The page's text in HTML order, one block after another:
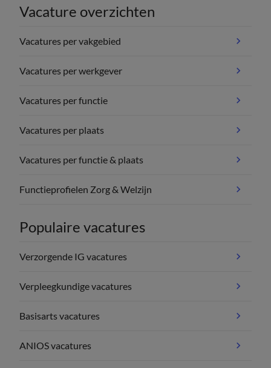
Vacature overzichten
Vacatures per vakgebied
Vacatures per werkgever
Vacatures per functie
Vacatures per plaats
Vacatures per functie & plaats
Functieprofielen Zorg & Welzijn
Populaire vacatures
Verzorgende IG vacatures
Verpleegkundige vacatures
Basisarts vacatures
ANIOS vacatures